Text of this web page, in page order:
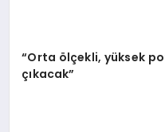
“Orta ölçekli, yüksek
çıkacak”